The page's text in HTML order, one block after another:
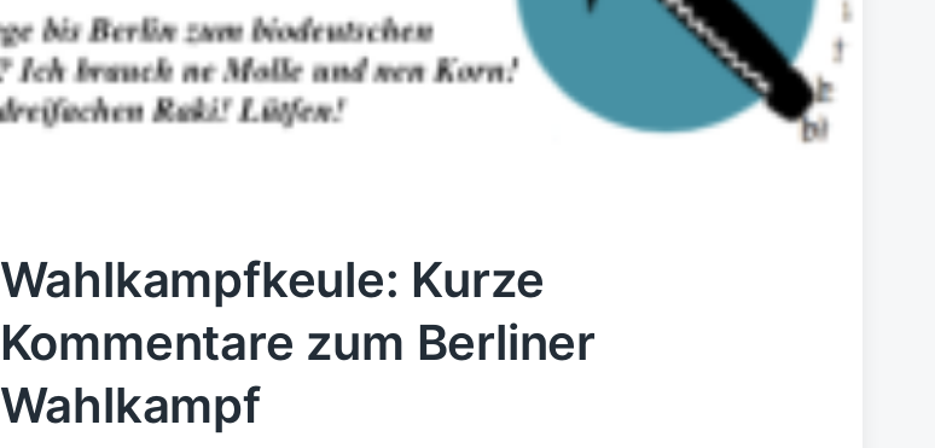
Wahlkampfkeule: Kurze
Kommentare zum Berliner
Wahlkampf